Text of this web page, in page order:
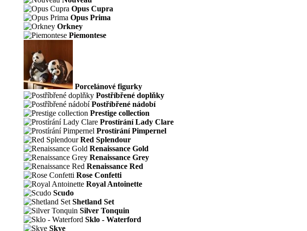
Opus Cupra
Opus Prima
Orkney
Piemontese
Porcelánové figurky
Postříbřené doplňky
Postříbřené nádobí
Prestige collection
Prostírání Lady Clare
Prostírání Pimpernel
Red Splendour
Renaissance Gold
Renaissance Grey
Renaissance Red
Rose Confetti
Royal Antoinette
Scudo
Shetland Set
Silver Tonquin
Sklo - Waterford
Skye